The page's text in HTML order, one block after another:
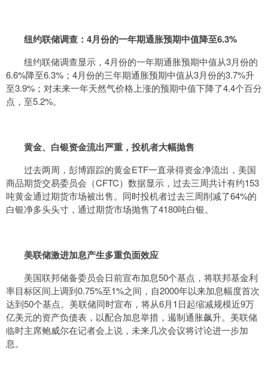
纽约联储调查：4月份的一年期通胀预期中值降至6.3%
纽约联储调查显示，4月份的一年期通胀预期中值从3月份的
6.6%降至6.3%；4月份的三年期通胀预期中值从3月份的3.7%升
至3.9%；对未来一年天然气价格上涨的预期中值下降了4.4个百分
点，至5.2%。
黄金、白银资金流出严重，投机者大幅抛售
过去两周，彭博跟踪的黄金ETF一直录得资金净流出，美国
商品期货交易委员会（CFTC）数据显示，过去三周共计有约153
吨黄金通过期货市场被出售。同时投机者过去三周削减了64%的
白银净多头头寸，通过期货市场抛售了4180吨白银。
美联储激进加息产生多重负面效应
美国联邦储备委员会日前宣布加息50个基点，将联邦基金利
率目标区间上调到0.75%至1%之间，自2000年以来加息幅度首次
达到50个基点。美联储同时宣布，将从6月1日起缩减规模近9万
亿美元的资产负债表，以配合加息举措，遏制通胀飙升。美联储
临时主席鲍威尔在记者会上说，未来几次会议将讨论进一步加
息。